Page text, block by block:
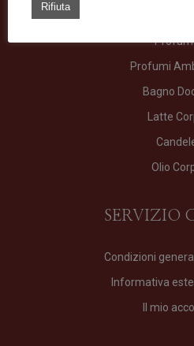
Profumi
Bagno
Latte
Olio
SERVIZIO
Condizioni
Informativa
Il mio
Rifiuta